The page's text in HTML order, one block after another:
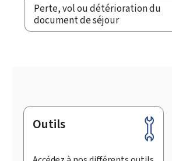
Perte, vol ou détérioration du
document de séjour
Pied
Outils